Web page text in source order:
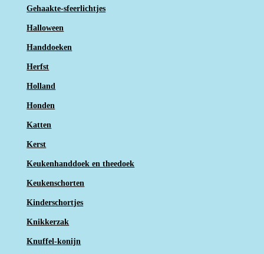
Gehaakte-sfeerlichtjes
Halloween
Handdoeken
Herfst
Holland
Honden
Katten
Kerst
Keukenhanddoek en theedoek
Keukenschorten
Kinderschortjes
Knikkerzak
Knuffel-konijn